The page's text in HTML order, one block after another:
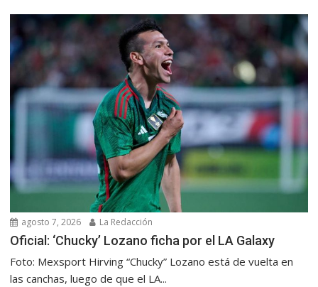
agosto 7, 2026 La Redacción
Oficial: ‘Chucky’ Lozano ficha por el LA Galaxy
Foto: Mexsport Hirving “Chucky” Lozano está de vuelta en
las canchas, luego de que el LA...